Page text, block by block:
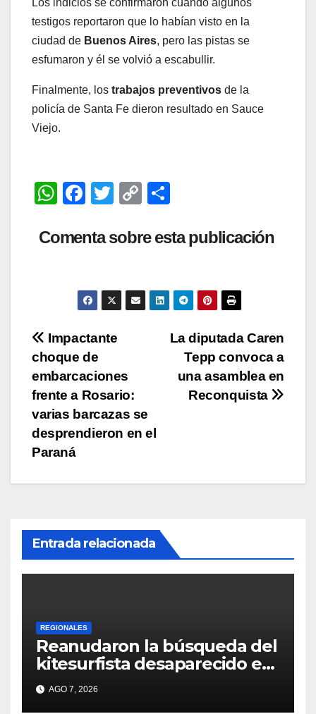
Los indicios se confirmaron cuando algunos
testigos reportaron que lo habían visto en la
ciudad de Buenos Aires, pero las pistas se
esfumaron y él se volvió a escabullir.
Finalmente, los trabajos preventivos de la
policía de Santa Fe dieron resultado en Sauce
Viejo.
W
at
F
c
b
o
o
k
T
tt
C
p
Li
n
m
ar
tir
Comenta sobre esta publicación
Navegación
de
entradas
La diputada Caren
Tepp convoca a
una asamblea en
Reconquista
Impactante
choque de
embarcaciones
frente a Rosario:
varias barcazas se
desprendieron en el
Paraná
Entrada relacionada
REGIONALES
Reanudaron la búsqueda del
kitesurfista desaparecido en
aguas de la Laguna Setúbal
AGO 7, 2026